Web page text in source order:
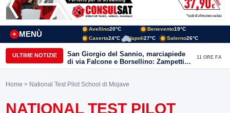
MENÙ
+
Avellino20°C Benevento19°C
Caserta24°C Napoli27°C Salerno26°C
ULTIME NOTIZIE
San Giorgio del Sannio, marciapiede
di via Falcone e Borsellino: Zampetti e
Lombardi replicano alle polemiche
11 ORE FA
Home > National Test Pilot School di Mojave
NATIONAL TEST PILOT